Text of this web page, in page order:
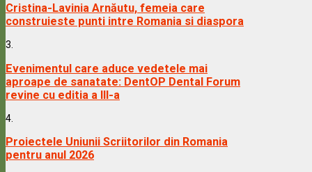
Cristina-Lavinia Arnăutu, femeia care
construieste punti intre Romania si diaspora
3.
Evenimentul care aduce vedetele mai
aproape de sanatate: DentOP Dental Forum
revine cu editia a III-a
4.
Proiectele Uniunii Scriitorilor din Romania
pentru anul 2026